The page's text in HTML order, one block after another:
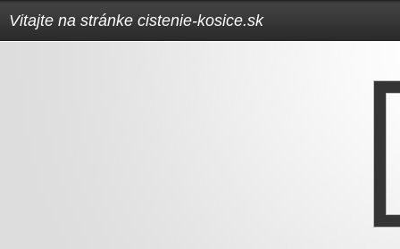
Vitajte na stránke cistenie-kosice.sk